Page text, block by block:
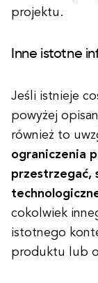
projektu.
Inne istotne
Jeśli istnieje
powyżej
również to
ograniczenia
przestrzegać,
cokolwiek
istotnego
produktu lub